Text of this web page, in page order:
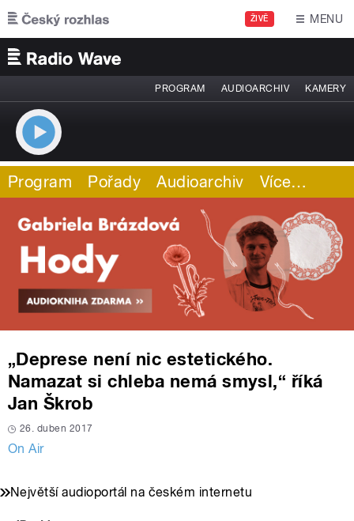
Přejít k hlavnímu obsahu
ŽIVĚ MENU
PROGRAM AUDIOARCHIV KAMERY
Program Pořady Audioarchiv Více…
„Deprese není nic estetického.
Namazat si chleba nemá smysl,“ říká
Jan Škrob
26. duben 2017
On Air
Největší audioportál na českém internetu